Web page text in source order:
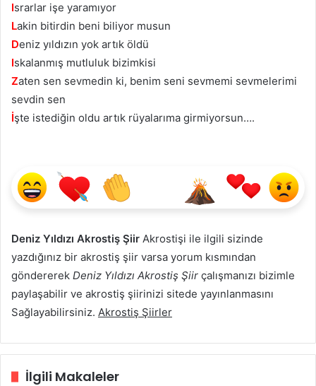
Israrlar işe yaramıyor
Lakin bitirdin beni biliyor musun
Deniz yıldızın yok artık öldü
Iskalanmış mutluluk bizimkisi
Zaten sen sevmedin ki, benim seni sevmemi sevmelerimi
sevdin sen
İşte istediğin oldu artık rüyalarıma girmiyorsun….
Deniz Yıldızı Akrostiş Şiir Akrostişi ile ilgili sizinde
yazdığınız bir akrostiş şiir varsa yorum kısmından
göndererek Deniz Yıldızı Akrostiş Şiir çalışmanızı bizimle
paylaşabilir ve akrostiş şiirinizi sitede yayınlanmasını
Sağlayabilirsiniz. Akrostiş Şiirler
İlgili Makaleler